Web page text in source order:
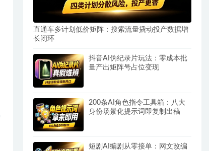
直通车多计划低价矩阵：搜索流量撬动投产数据增
长闭环
抖音AI伪纪录片玩法：零成本批
量产出矩阵号占位变现
200条AI角色指令工具箱：八大
身份场景化提示词即复制出稿
短剧AI编剧从零接单：网文改编